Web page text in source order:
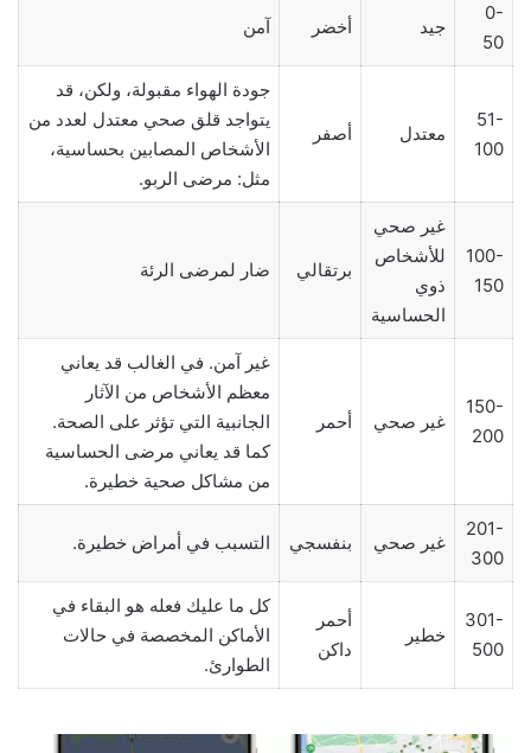
0-
50
جيد أخضر آمن
51-
100
معتدل أصفر
جودة الهواء مقبولة، ولكن، قد
يتواجد قلق صحي معتدل لعدد من
الأشخاص المصابين بحساسية،
مثل: مرضى الربو.
100-
150
غير صحي
للأشخاص
ذوي
الحساسية
برتقالي ضار لمرضى الرئة
150-
200
غير صحي أحمر
غير آمن. في الغالب قد يعاني
معظم الأشخاص من الآثار
الجانبية التي تؤثر على الصحة.
كما قد يعاني مرضى الحساسية
من مشاكل صحية خطيرة.
201-
300
غير صحي بنفسجي التسبب في أمراض خطيرة.
301-
500
خطير
أحمر
داكن
كل ما عليك فعله هو البقاء في
الأماكن المخصصة في حالات
الطوارئ.